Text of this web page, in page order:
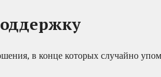
в конце которых случайно